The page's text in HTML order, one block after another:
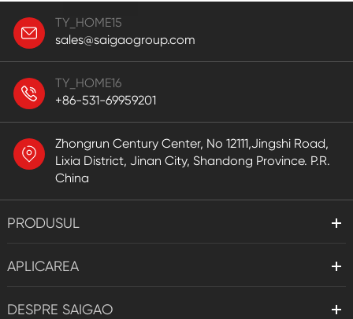
TY_HOME15
sales@saigaogroup.com
TY_HOME16
+86-531-69959201
Zhongrun Century Center, No 12111,Jingshi Road,
Lixia District, Jinan City, Shandong Province. P.R.
China
PRODUSUL
APLICAREA
DESPRE SAIGAO